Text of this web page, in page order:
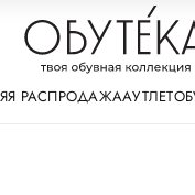
РАСПРОДАЖААУТЛЕТ